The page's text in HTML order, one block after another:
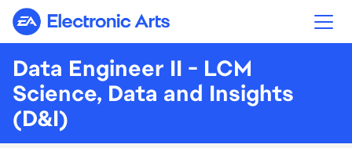
Electronic Arts
Data Engineer II - LCM
Science, Data and Insights
(D&I)